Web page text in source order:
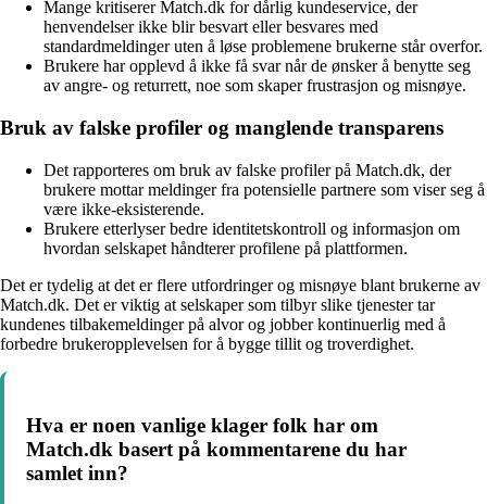
Mange kritiserer Match.dk for dårlig kundeservice, der
henvendelser ikke blir besvart eller besvares med
standardmeldinger uten å løse problemene brukerne står overfor.
Brukere har opplevd å ikke få svar når de ønsker å benytte seg
av angre- og returrett, noe som skaper frustrasjon og misnøye.
Bruk av falske profiler og manglende transparens
Det rapporteres om bruk av falske profiler på Match.dk, der
brukere mottar meldinger fra potensielle partnere som viser seg å
være ikke-eksisterende.
Brukere etterlyser bedre identitetskontroll og informasjon om
hvordan selskapet håndterer profilene på plattformen.
Det er tydelig at det er flere utfordringer og misnøye blant brukerne av
Match.dk. Det er viktig at selskaper som tilbyr slike tjenester tar
kundenes tilbakemeldinger på alvor og jobber kontinuerlig med å
forbedre brukeropplevelsen for å bygge tillit og troverdighet.
Hva er noen vanlige klager folk har om
Match.dk basert på kommentarene du har
samlet inn?